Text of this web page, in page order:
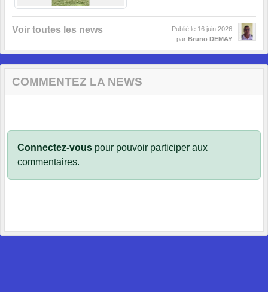
Voir toutes les news Publié le 16 juin 2026
par Bruno DEMAY
COMMENTEZ LA NEWS
Connectez-vous pour pouvoir participer aux
commentaires.